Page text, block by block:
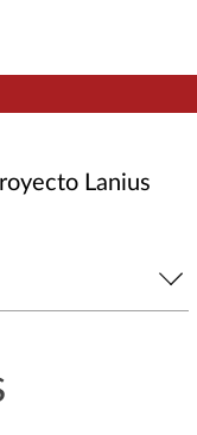
Lanius